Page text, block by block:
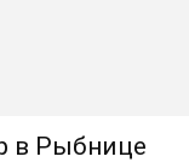
в Рыбнице